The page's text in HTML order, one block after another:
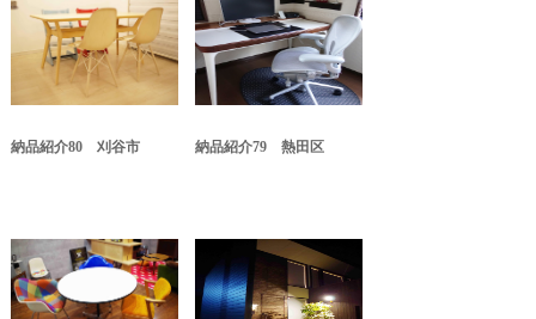
納品紹介80 刈谷市 納品紹介79 熱田区